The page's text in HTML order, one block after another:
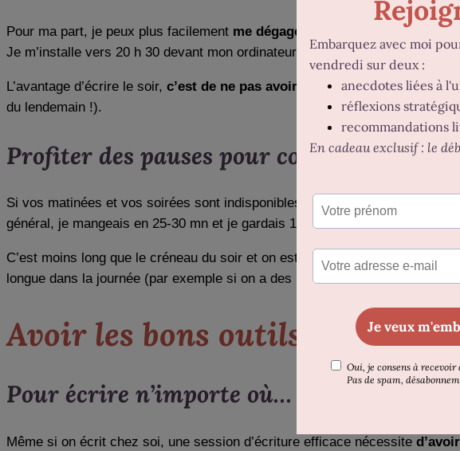
Pour ma part, je peux plus facilement me dégager une ou deux heures le
Je m’installe vers 20 h 30 devant mon ordinateur et j’écris jusqu’à 22 h
L’avantage d’écrire le soir, c’est de ne pas avoir la tête encombrée par
du lendemain !).
Profiter des pauses pour concilier
Si vos matinées et vos soirées sont indisponibles pour une raison ou une
général, je mangeais en 25-30 mn et je gardais 1 h pour écrire.
C’est moins long que le créneau du soir et on est tributaire des horaires de
longue dans la journée (par exemple si on a des horaires décalés).
Avoir les bons outils pour
Pour écrire n’importe où…
Même si on écrit chez soi, une session d’écriture efficace nécessite